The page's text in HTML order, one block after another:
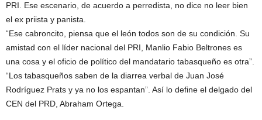
PRI. Ese escenario, de acuerdo a perredista, no dice no leer bien
el ex priista y panista.
“Ese cabroncito, piensa que el león todos son de su condición. Su
amistad con el líder nacional del PRI, Manlio Fabio Beltrones es
una cosa y el oficio de político del mandatario tabasqueño es otra”.
“Los tabasqueños saben de la diarrea verbal de Juan José
Rodríguez Prats y ya no los espantan”. Así lo define el delgado del
CEN del PRD, Abraham Ortega.